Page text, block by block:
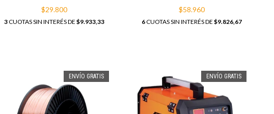
$29.800
3CUOTAS SIN INTERÉS DE $9.933,33
$58.960
6CUOTAS SIN INTERÉS DE $9.826,67
ENVÍO GRATIS ENVÍO GRATIS